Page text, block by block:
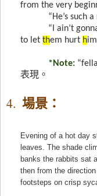
from the very
“He’s such
“I ain’t
to let them hurt h
*Note:
表現。
4. 場景：
Evening of a hot day
leaves. The shade
banks the rabbits sat
then from the
footsteps on crisp